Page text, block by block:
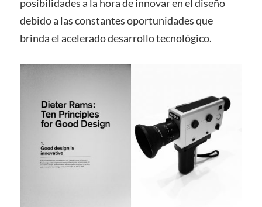
posibilidades a la hora de innovar en el diseño
debido a las constantes oportunidades que
brinda el acelerado desarrollo tecnológico.